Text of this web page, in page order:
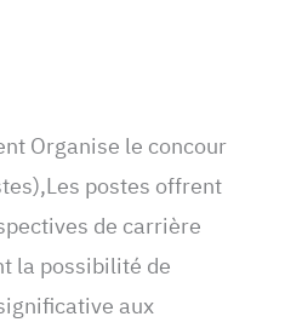
Organise le concour
postes offrent
de carrière
la possibilité de
aux